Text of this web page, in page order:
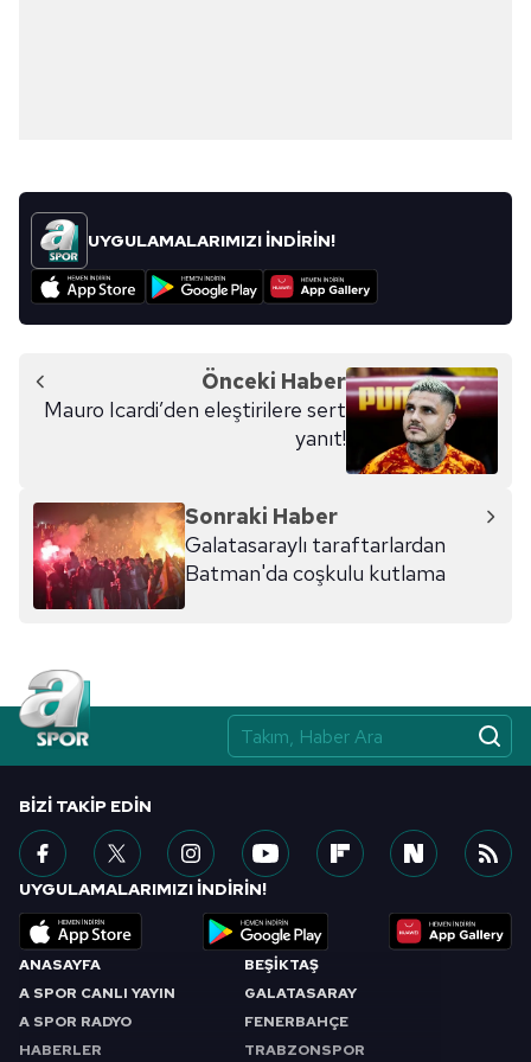
UYGULAMALARIMIZI İNDİRİN!
Önceki Haber
Mauro Icardi’den eleştirilere sert
yanıt!
Sonraki Haber
Galatasaraylı taraftarlardan
Batman'da coşkulu kutlama
ANASAYFA
A SPOR CANLI YAYIN
A SPOR RADYO
HABERLER
BEŞİKTAŞ
GALATASARAY
FENERBAHÇE
TRABZONSPOR
BIZI TAKIP EDIN
UYGULAMALARIMIZI İNDİRİN!